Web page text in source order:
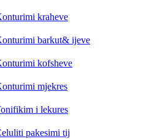
konturimi kraheve
konturimi barkut& ijeve
konturimi kofsheve
konturimi mjekres
tonifikim i lekures
celuliti pakesimi tij